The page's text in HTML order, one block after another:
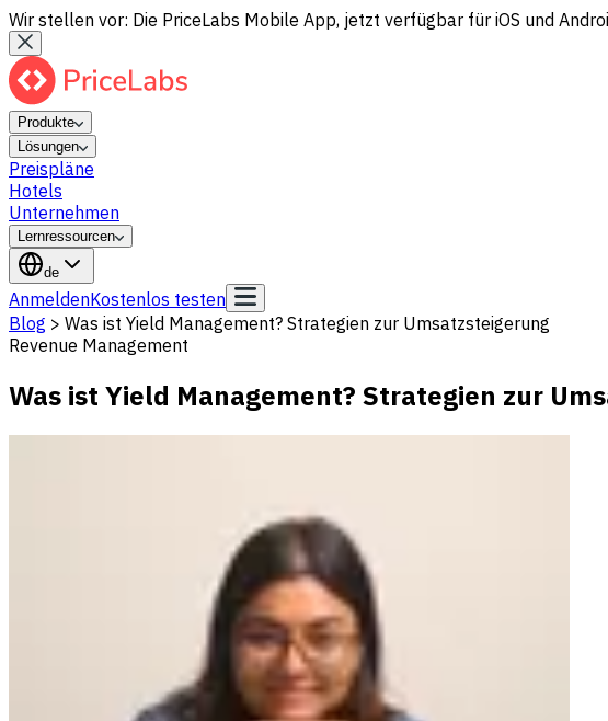
Wir stellen vor: Die PriceLabs Mobile App, jetzt verfügbar für iOS und
Produkte
Lösungen
Preispläne
Hotels
Unternehmen
Lernressourcen
de
AnmeldenKostenlos testen
Blog > Was ist Yield Management? Strategien zur Umsatzsteigerung
Revenue Management
Was ist Yield Management? Strategien zur